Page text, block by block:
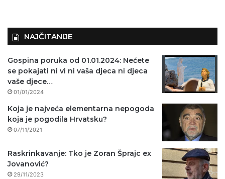
NAJČITANIJE
Gospina poruka od 01.01.2024: Nećete
se pokajati ni vi ni vaša djeca ni djeca
vaše djece…
01/01/2024
Koja je najveća elementarna nepogoda
koja je pogodila Hrvatsku?
07/11/2021
Raskrinkavanje: Tko je Zoran Šprajc ex
Jovanović?
29/11/2023